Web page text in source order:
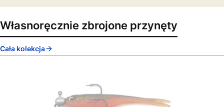
Własnoręcznie zbrojone przynęty
Cała kolekcja